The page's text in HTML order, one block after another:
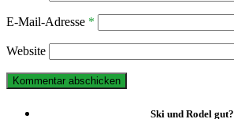
E-Mail-Adresse *
Website
Ski und Rodel gut?